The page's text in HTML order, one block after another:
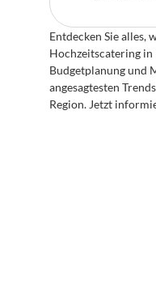
Entdecken Sie alles,
Hochzeitscatering in
Budgetplanung und
angesagtesten
Region. Jetzt